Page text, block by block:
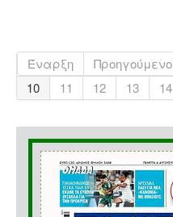
Έναρξη Προηγούμενο
10
11 12 13 14